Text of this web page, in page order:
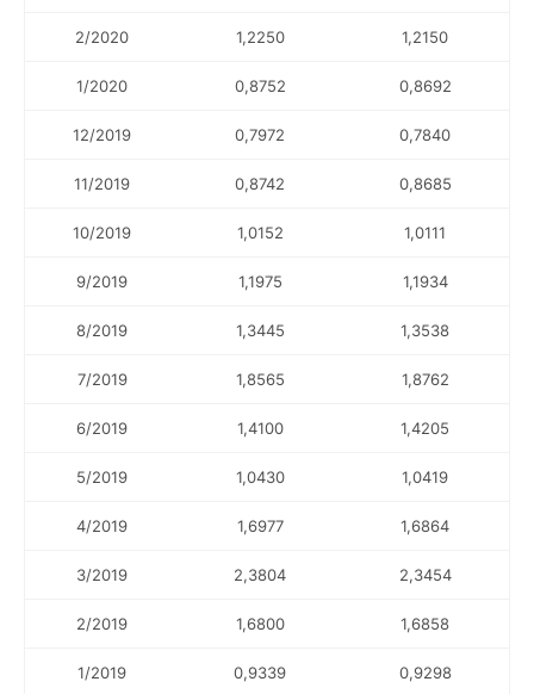
2/2020 1,2250 1,2150
1/2020 0,8752 0,8692
12/2019 0,7972 0,7840
11/2019 0,8742 0,8685
10/2019 1,0152 1,0111
9/2019 1,1975 1,1934
8/2019 1,3445 1,3538
7/2019 1,8565 1,8762
6/2019 1,4100 1,4205
5/2019 1,0430 1,0419
4/2019 1,6977 1,6864
3/2019 2,3804 2,3454
2/2019 1,6800 1,6858
1/2019 0,9339 0,9298